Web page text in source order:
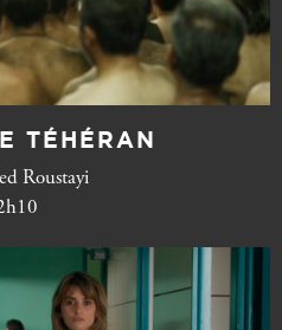
TÉHÉRAN
Roustayi